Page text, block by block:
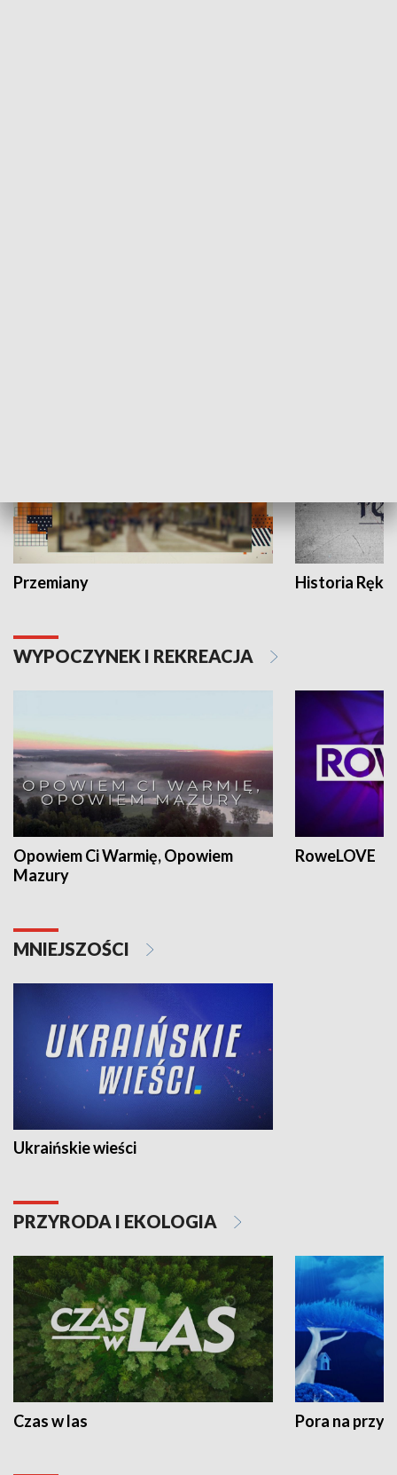
Przemiany Historia Ręką
WYPOCZYNEK I REKREACJA
Opowiem Ci Warmię, Opowiem
Mazury
RoweLOVE
MNIEJSZOŚCI
Ukraińskie wieści
PRZYRODA I EKOLOGIA
Czas w las Pora na